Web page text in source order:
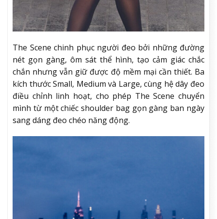
The Scene chinh phục người đeo bởi những đường
nét gọn gàng, ôm sát thể hình, tạo cảm giác chắc
chắn nhưng vẫn giữ được độ mềm mại cần thiết. Ba
kích thước Small, Medium và Large, cùng hệ dây đeo
điều chỉnh linh hoạt, cho phép The Scene chuyển
mình từ một chiếc shoulder bag gọn gàng ban ngày
sang dáng đeo chéo năng động.